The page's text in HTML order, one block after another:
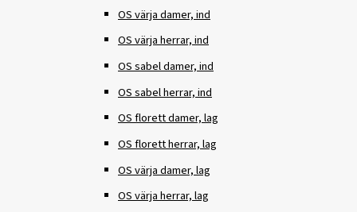
OS värja damer, ind
OS värja herrar, ind
OS sabel damer, ind
OS sabel herrar, ind
OS florett damer, lag
OS florett herrar, lag
OS värja damer, lag
OS värja herrar, lag